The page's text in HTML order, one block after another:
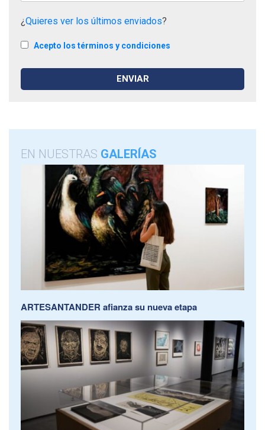
¿Quieres ver los últimos enviados?
Acepto los términos y condiciones
EN NUESTRAS GALERÍAS
ARTESANTANDER afianza su nueva etapa